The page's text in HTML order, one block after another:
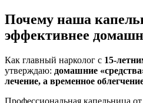
Почему наша
эффективнее
Как главный нарколог с 15-
утверждаю: домашние
лечение, а временное
Профессиональная капельница